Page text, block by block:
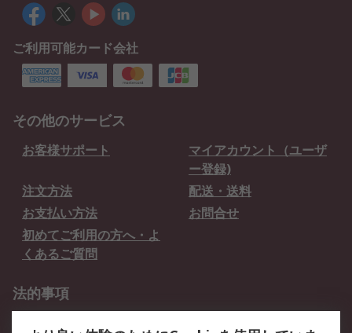
ご利用可能カード会社
その他のサービス
お客様サポート
マイアカウント（ユーザ
ー登録)
注文方法
配送・送料
お支払い方法
お問合せ
初めてご利用の方へ・よ
くあるご質問
法的事項